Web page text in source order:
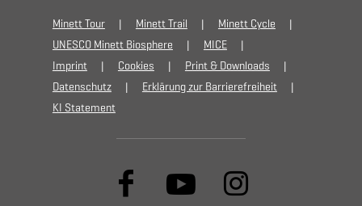
Minett Tour Minett Trail
Minett Cycle
UNESCO Minett Biosphere
MICE
Imprint
Cookies
Print & Downloads
Datenschutz
Erklärung zur Barrierefreiheit
KI Statement